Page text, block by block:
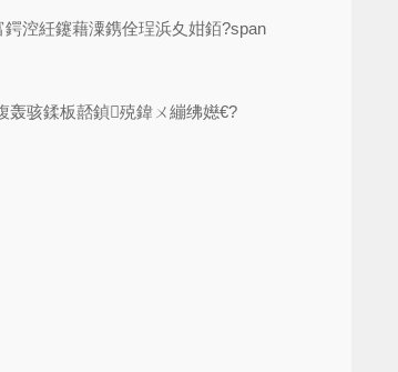
涳紝鑳藉潥鎸佺珵浜夊姏銆?span
骇鍒板嚭鍞殑鍏ㄨ繃绋嬨€?